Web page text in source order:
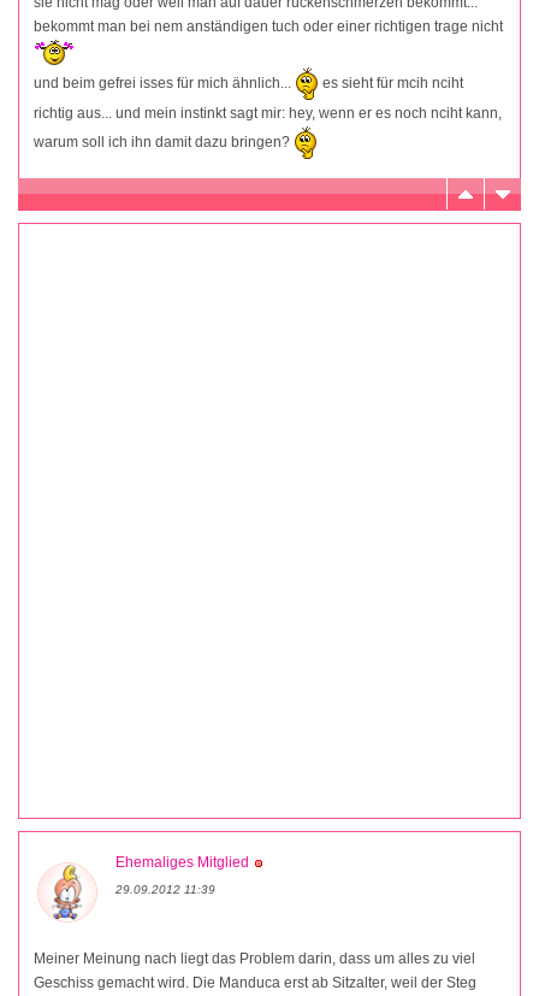
bekommt man bei nem anständigen tuch oder einer richtigen trage nicht
und beim gefrei isses für mich ähnlich...
es sieht für mcih nciht
richtig aus... und mein instinkt sagt mir: hey, wenn er es noch nciht kann,
warum soll ich ihn damit dazu bringen?
Ehemaliges Mitglied
29.09.2012 11:39
Meiner Meinung nach liegt das Problem darin, dass um alles zu viel
Geschiss gemacht wird. Die Manduca erst ab Sitzalter, weil der Steg